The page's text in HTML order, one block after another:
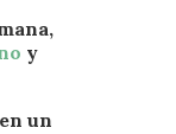
y
un